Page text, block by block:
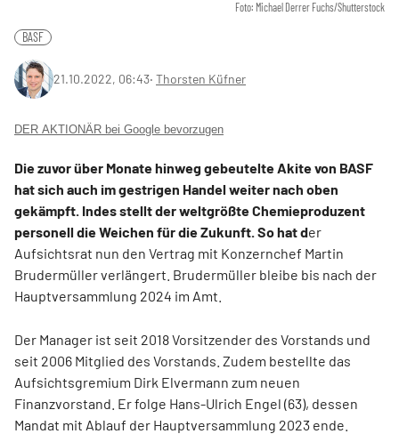
Foto: Michael Derrer Fuchs/Shutterstock
BASF
21.10.2022, 06:43‧ Thorsten Küfner
DER AKTIONÄR bei Google bevorzugen
Die zuvor über Monate hinweg gebeutelte Akite von BASF
hat sich auch im gestrigen Handel weiter nach oben
gekämpft. Indes stellt der weltgrößte Chemieproduzent
personell die Weichen für die Zukunft. So hat der
Aufsichtsrat nun den Vertrag mit Konzernchef Martin
Brudermüller verlängert. Brudermüller bleibe bis nach der
Hauptversammlung 2024 im Amt.
Der Manager ist seit 2018 Vorsitzender des Vorstands und
seit 2006 Mitglied des Vorstands. Zudem bestellte das
Aufsichtsgremium Dirk Elvermann zum neuen
Finanzvorstand. Er folge Hans-Ulrich Engel (63), dessen
Mandat mit Ablauf der Hauptversammlung 2023 ende.